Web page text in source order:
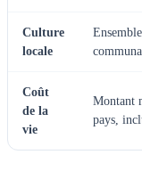
Culture
locale
Coût
de la
vie
Montant
pays,